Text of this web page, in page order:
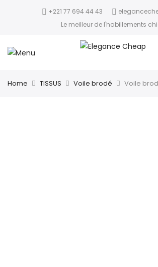
+221 77 694 44 43
Le meilleur de l'habillements
Home TISSUS Voile brodé Voile